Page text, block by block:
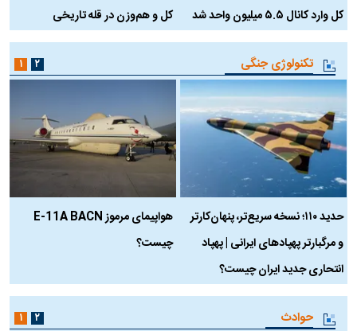
کل وارد کانال ۵.۵ میلیون واحد شد
کل و هم‌وزن در قله تاریخی
تکنولوژی جنگی
حدید ۱۱۰؛ نسخه سریع‌تر، پنهان‌کارتر
و مرگبارتر پهپادهای ایرانی | پهپاد
انتحاری جدید ایران چیست؟
هواپیمای مرموز E-11A BACN
چیست؟
۱ ۲
حوادث ۱ ۲